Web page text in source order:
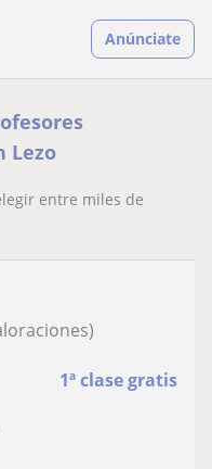
Anúnciate
Lezo
entre miles de
1ª clase gratis